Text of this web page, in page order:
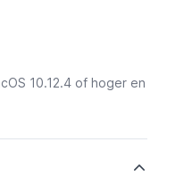
10.12.4 of hoger en